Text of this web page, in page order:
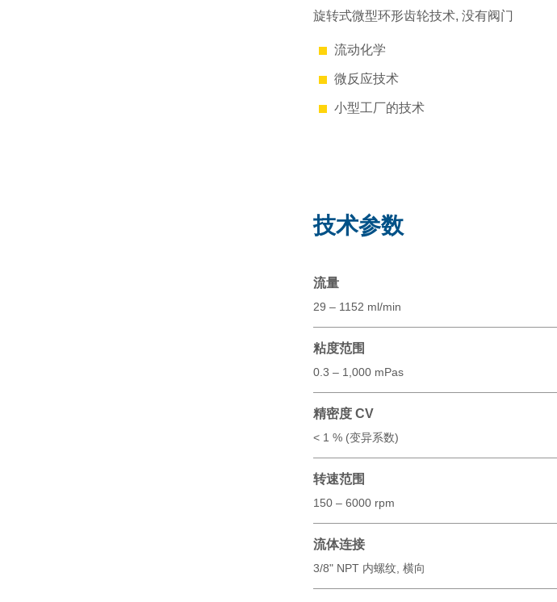
旋转式微型环形齿轮技术, 没有阀门
流动化学
微反应技术
小型工厂的技术
技术参数
流量
29 – 1152 ml/min
粘度范围
0.3 – 1,000 mPas
精密度 CV
< 1 % (变异系数)
转速范围
150 – 6000 rpm
流体连接
3/8" NPT 内螺纹, 横向